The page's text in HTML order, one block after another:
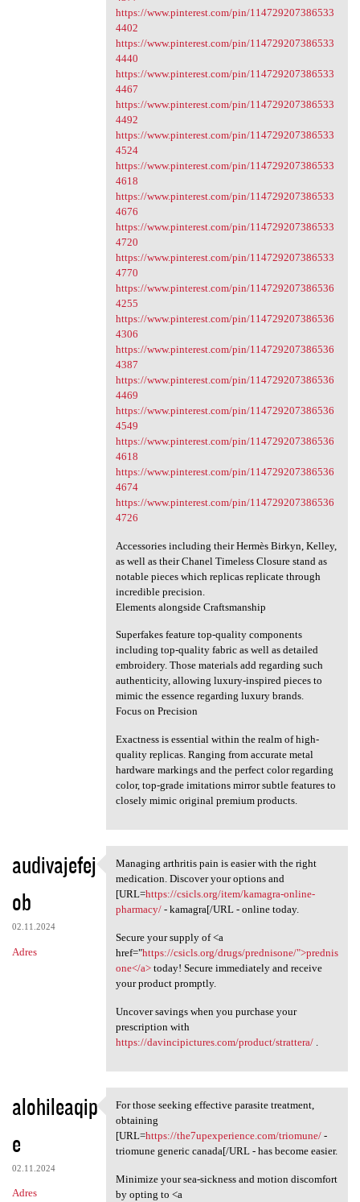
https://www.pinterest.com/pin/114729207386533
4402
https://www.pinterest.com/pin/114729207386533
4440
https://www.pinterest.com/pin/114729207386533
4467
https://www.pinterest.com/pin/114729207386533
4492
https://www.pinterest.com/pin/114729207386533
4524
https://www.pinterest.com/pin/114729207386533
4618
https://www.pinterest.com/pin/114729207386533
4676
https://www.pinterest.com/pin/114729207386533
4720
https://www.pinterest.com/pin/114729207386533
4770
https://www.pinterest.com/pin/114729207386536
4255
https://www.pinterest.com/pin/114729207386536
4306
https://www.pinterest.com/pin/114729207386536
4387
https://www.pinterest.com/pin/114729207386536
4469
https://www.pinterest.com/pin/114729207386536
4549
https://www.pinterest.com/pin/114729207386536
4618
https://www.pinterest.com/pin/114729207386536
4674
https://www.pinterest.com/pin/114729207386536
4726
Accessories including their Hermès Birkyn, Kelley,
as well as their Chanel Timeless Closure stand as
notable pieces which replicas replicate through
incredible precision.
Elements alongside Craftsmanship
Superfakes feature top-quality components
including top-quality fabric as well as detailed
embroidery. Those materials add regarding such
authenticity, allowing luxury-inspired pieces to
mimic the essence regarding luxury brands.
Focus on Precision
Exactness is essential within the realm of high-
quality replicas. Ranging from accurate metal
hardware markings and the perfect color regarding
color, top-grade imitations mirror subtle features to
closely mimic original premium products.
audivajefej
ob
02.11.2024
Adres
Managing arthritis pain is
Managing arthritis pain is easier with the right
medication. Discover your options and
[URL=https://csicls.org/item/kamagra-online-
pharmacy/- kamagra[/URL - online today.
Secure your supply of <a
href="https://csicls.org/drugs/prednisone/">prednis
one</a>today! Secure immediately and receive
your product promptly.
Uncover savings when you purchase your
prescription with
https://davincipictures.com/product/strattera/.
alohileaqip
e
02.11.2024
Adres
For those seeking effective
For those seeking effective parasite treatment,
obtaining
[URL=https://the7upexperience.com/triomune/-
triomune generic canada[/URL - has become easier.
Minimize your sea-sickness and motion discomfort
by opting to <a